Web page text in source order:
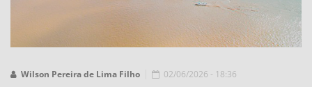
Wilson Pereira de Lima Filho 02/06/2026 - 18:36